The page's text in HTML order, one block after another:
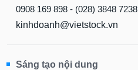
0908 169 898 - (028) 3848 7238
kinhdoanh@vietstock.vn
Sáng tạo nội dung